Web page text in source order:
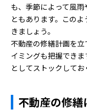
も、季節によって風
ともあります。この
きましょう。
不動産の修繕計画を
イミングも把握でき
としてストックしてお
不動産の修